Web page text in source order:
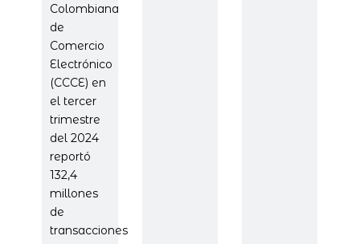
Colombiana
de
Comercio
Electrónico
(CCCE) en
el tercer
trimestre
del 2024
reportó
132,4
millones
de
transacciones